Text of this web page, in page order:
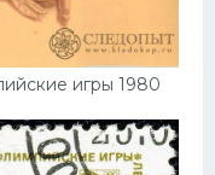
игры 1980